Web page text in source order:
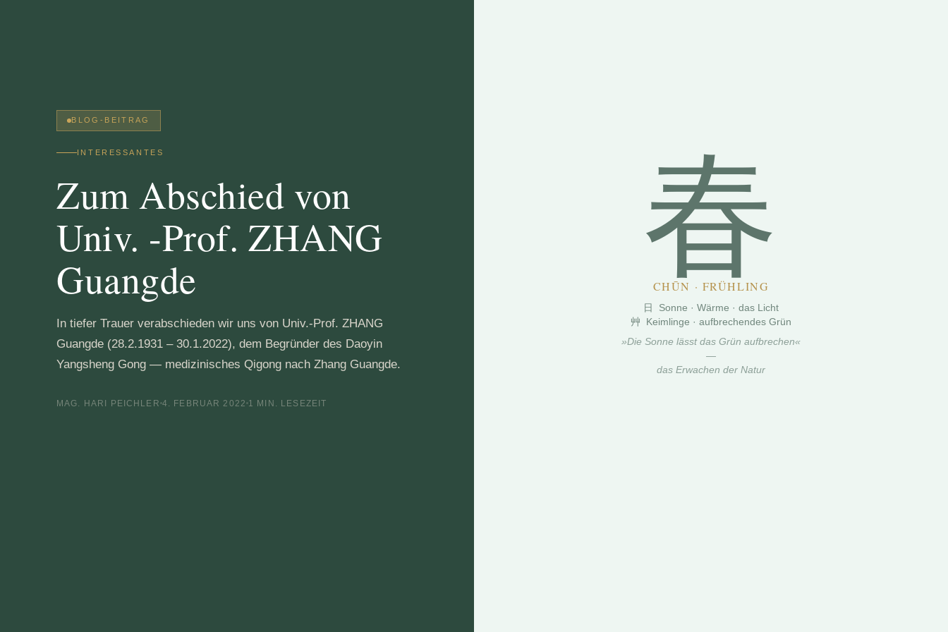
BLOG-BEITRAG
INTERESSANTES
Zum Abschied von
Univ. -Prof. ZHANG
Guangde
In tiefer Trauer verabschieden wir uns von Univ.-Prof. ZHANG
Guangde (28.2.1931 – 30.1.2022), dem Begründer des Daoyin
Yangsheng Gong — medizinisches Qigong nach Zhang Guangde.
MAG. HARI PEICHLER 4. FEBRUAR 2022 1 MIN. LESEZEIT
春
CHŪN · FRÜHLING
日 Sonne · Wärme · das Licht
艸 Keimlinge · aufbrechendes Grün
»Die Sonne lässt das Grün aufbrechen«
—
das Erwachen der Natur